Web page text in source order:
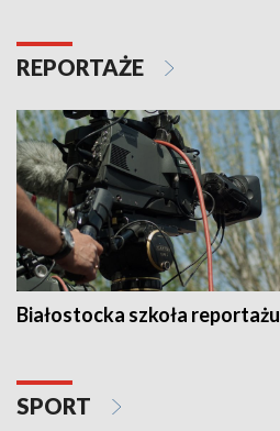
REPORTAŻE
Białostocka szkoła reportażu
SPORT